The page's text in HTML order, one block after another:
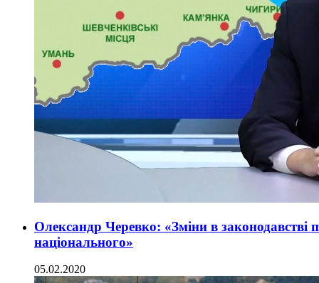
Олександр Черевко: «Зміни в законодавстві
національного»
05.02.2020